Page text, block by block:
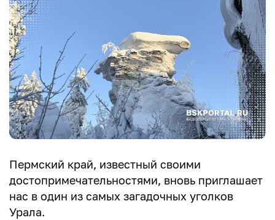
Пермский край, известный своими
достопримечательностями, вновь приглашает
нас в один из самых загадочных уголков
Урала.